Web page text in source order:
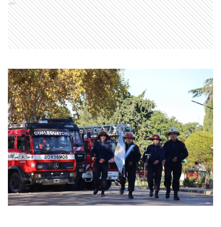
Ads